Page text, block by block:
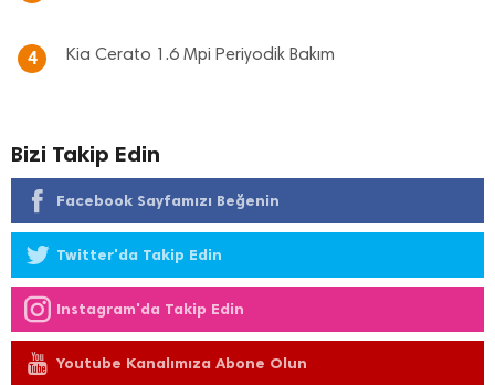
4 Kia Cerato 1.6 Mpi Periyodik Bakım
Bizi Takip Edin
Facebook Sayfamızı Beğenin
Twitter'da Takip Edin
Instagram'da Takip Edin
Youtube Kanalımıza Abone Olun